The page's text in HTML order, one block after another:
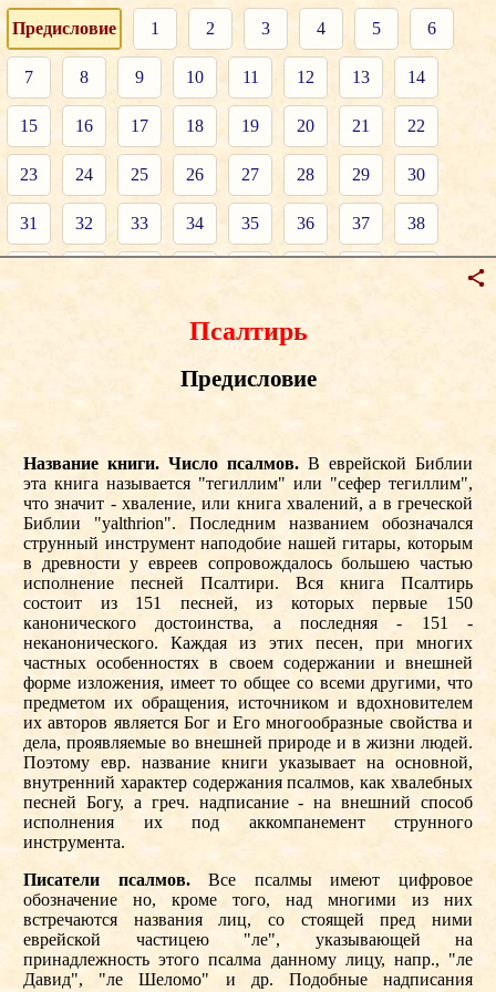
Предисловие 1 2 3 4 5 6
7 8 9 10 11 12 13 14
15 16 17 18 19 20 21 22
23 24 25 26 27 28 29 30
31 32 33 34 35 36 37 38
50
58
71 72 73 74 75 76 77 78
79 80 81 82 83 84 85 86
87 88 89 90 91 92 93 94
95 96 97 98 99 100 101 102
103 104 105 106 107 108 109 110
111 112 113 114 115 116 117 118
119 120 121 122 123 124 125 126
127 128 129 130 131 132 133 134
136
143 144 145 146 147 148 149 150
151